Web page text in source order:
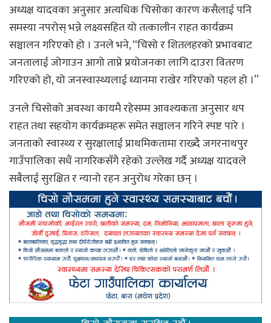
अध्यक्ष यादवका अनुसार अत्यधिक चिसोका कारण कसैलाई पनि
समस्या नपरोस् भन्ने लक्ष्यसहित यो तत्कालीन राहत कार्यक्रम
सञ्चालन गरिएको हो । उनले भने, “चिसो र शितलहरको प्रभावबाट
जनतालाई जोगाउन आगो ताप्ने प्रयोजनका लागि दाउरा वितरण
गरिएको हो, यो जनस्वास्थ्यलाई ध्यानमा राखेर गरिएको पहल हो ।”
उनले चिसोको अवस्था कायमै रहेसम्म आवश्यकता अनुसार थप
राहत तथा सहयोग कार्यक्रमहरू समेत सञ्चालन गरिने स्पष्ट पारे ।
जनताको स्वास्थ्य र सुरक्षालाई प्राथमिकतामा राख्दै जगरनाथपुर
गाउँपालिका सधैं नागरिकसँगै रहेको उल्लेख गर्दै अध्यक्ष यादवले
सबैलाई सुरक्षित र न्यानो रहन अनुरोध गरेका छन् ।